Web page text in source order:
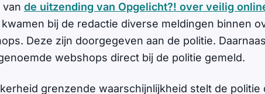
van de uitzending van Opgelicht?! over veilig
kwamen bij de redactie diverse meldingen binnen
Deze zijn doorgegeven aan de politie.
webshops direct bij de politie gemeld.
grenzende waarschijnlijkheid stelt de politie